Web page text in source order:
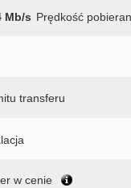
Mb/s Prędkość
transferu
w cenie